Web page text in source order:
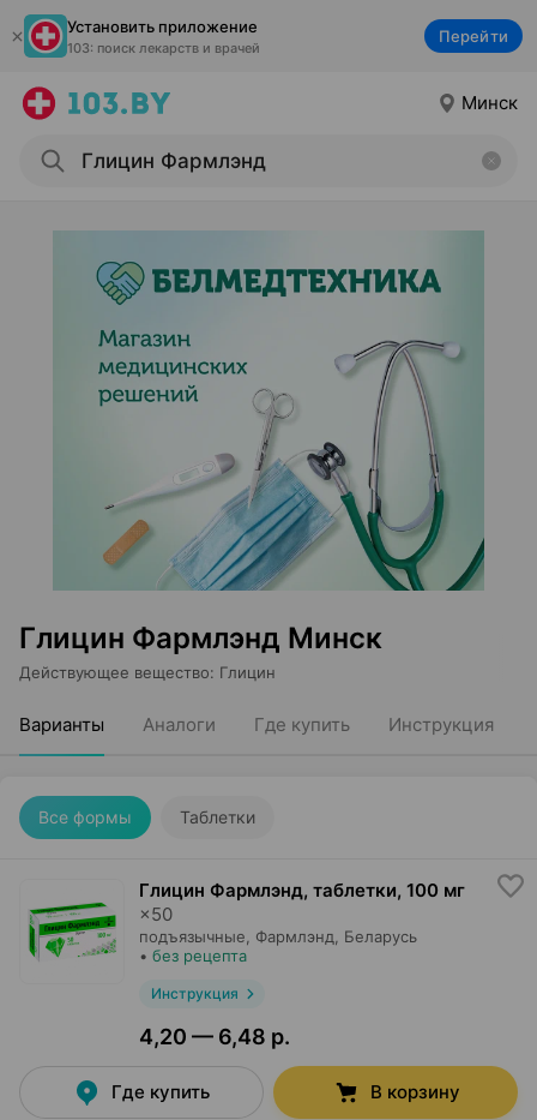
Установить приложение
103: поиск лекарств и врачей
Перейти
Минск
Глицин Фармлэнд Минск
Действующее вещество: Глицин
Варианты Аналоги Где купить Инструкция
Все формы Таблетки
Глицин Фармлэнд, таблетки, 100 мг
×50
подъязычные, Фармлэнд , Беларусь
• без рецепта
Инструкция
4,20 — 6,48 р.
Где купить В корзину